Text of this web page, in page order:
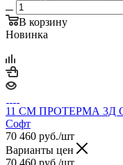
В корзину
Новинка
11 СМ ПРОТЕРМА 3Д
Софт
70 460 руб./шт
Варианты цен
70 460 руб. /шт